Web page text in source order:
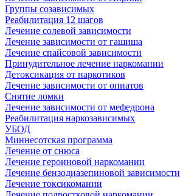
Группы созависимых
Реабилитация 12 шагов
Лечение солевой зависимости
Лечение зависимости от гашиша
Лечение спайсовой зависимости
Принудительное лечение наркомании
Детоксикация от наркотиков
Лечение зависимости от опиатов
Снятие ломки
Лечение зависимости от мефедрона
Реабилитация наркозависимых
УБОД
Миннесотская программа
Лечение от снюса
Лечение героиновой наркомании
Лечение бензодиазепиновой зависимости
Лечение токсикомании